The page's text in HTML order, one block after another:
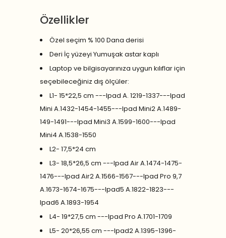
Özellikler
Özel seçim % 100 Dana derisi
Deri İç yüzeyi Yumuşak astar kaplı
Laptop ve bilgisayarınıza uygun kılıflar için
seçebileceğiniz dış ölçüler:
L1- 15*22,5 cm ---Ipad A. 1219-1337---Ipad
Mini A.1432-1454-1455---Ipad Mini2 A.1489-
149-1491---Ipad Mini3 A.1599-1600---Ipad
Mini4 A.1538-1550
L2- 17,5*24 cm
L3- 18,5*26,5 cm ---Ipad Air A.1474-1475-
1476---Ipad Air2 A.1566-1567---Ipad Pro 9,7
A.1673-1674-1675---Ipad5 A.1822-1823---
Ipad6 A.1893-1954
L4- 19*27,5 cm ---Ipad Pro A.1701-1709
L5- 20*26,55 cm ---Ipad2 A.1395-1396-